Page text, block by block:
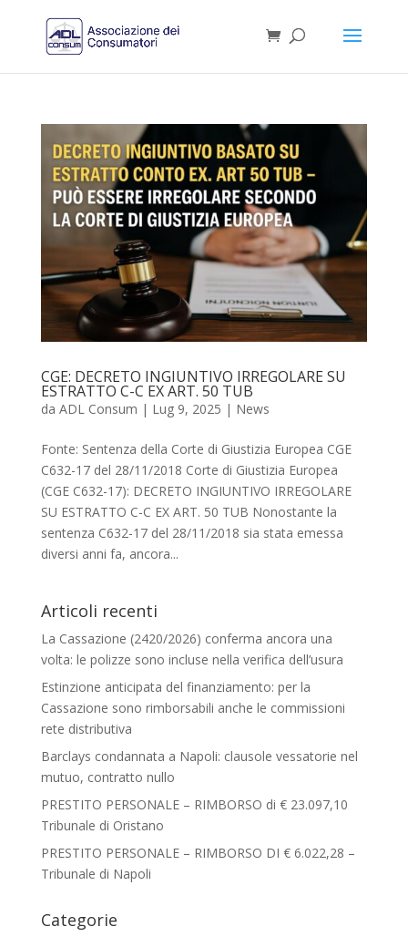
CGE: DECRETO INGIUNTIVO IRREGOLARE SU
ESTRATTO C-C EX ART. 50 TUB
da ADL Consum | Lug 9, 2025 | News
Fonte: Sentenza della Corte di Giustizia Europea CGE
C632-17 del 28/11/2018 Corte di Giustizia Europea
(CGE C632-17): DECRETO INGIUNTIVO IRREGOLARE
SU ESTRATTO C-C EX ART. 50 TUB Nonostante la
sentenza C632-17 del 28/11/2018 sia stata emessa
diversi anni fa, ancora...
Articoli recenti
La Cassazione (2420/2026) conferma ancora una
volta: le polizze sono incluse nella verifica dell’usura
Estinzione anticipata del finanziamento: per la
Cassazione sono rimborsabili anche le commissioni
rete distributiva
Barclays condannata a Napoli: clausole vessatorie nel
mutuo, contratto nullo
PRESTITO PERSONALE – RIMBORSO di € 23.097,10
Tribunale di Oristano
PRESTITO PERSONALE – RIMBORSO DI € 6.022,28 –
Tribunale di Napoli
Categorie